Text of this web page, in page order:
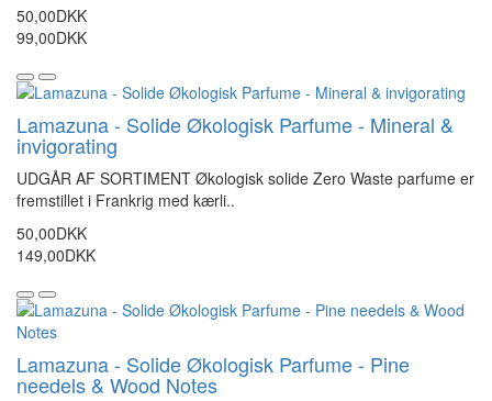
50,00DKK
99,00DKK
Lamazuna - Solide Økologisk Parfume - Mineral &
invigorating
UDGÅR AF SORTIMENT Økologisk solide Zero Waste parfume er
fremstillet i Frankrig med kærli..
50,00DKK
149,00DKK
Lamazuna - Solide Økologisk Parfume - Pine
needels & Wood Notes